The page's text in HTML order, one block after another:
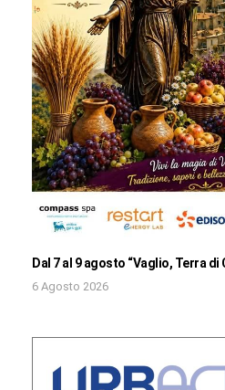
Dal 7 al 9 agosto “Vaglio, Terra di
6 Agosto 2026